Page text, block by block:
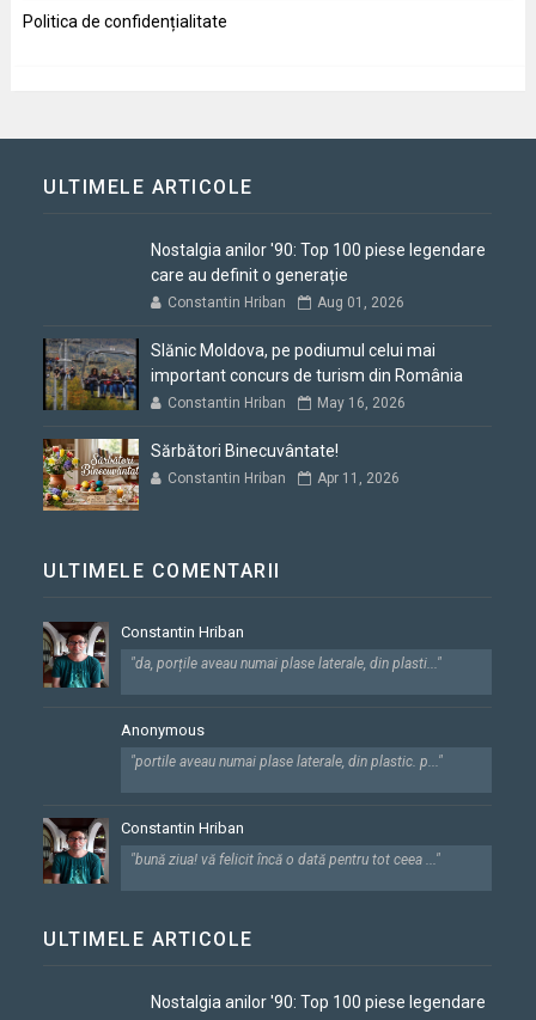
Politica de confidențialitate
ULTIMELE ARTICOLE
Nostalgia anilor '90: Top 100 piese legendare
care au definit o generație
Constantin Hriban Aug 01, 2026
Slănic Moldova, pe podiumul celui mai
important concurs de turism din România
Constantin Hriban May 16, 2026
Sărbători Binecuvântate!
Constantin Hriban Apr 11, 2026
ULTIMELE COMENTARII
Constantin Hriban
"da, porțile aveau numai plase laterale, din plasti..."
Anonymous
"portile aveau numai plase laterale, din plastic. p..."
Constantin Hriban
"bună ziua! vă felicit încă o dată pentru tot ceea ..."
ULTIMELE ARTICOLE
Nostalgia anilor '90: Top 100 piese legendare